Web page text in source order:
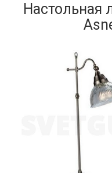
Интерьерные
Распродажа
Настольная